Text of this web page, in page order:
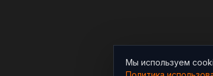
Мы используем